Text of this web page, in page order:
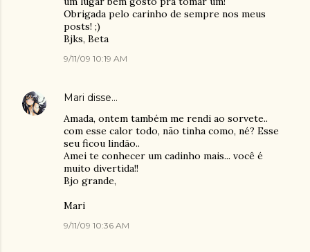
Obrigada pelo carinho de sempre nos meus
posts! ;)
Bjks, Beta
9/11/09 10:19 AM
Mari disse…
Amada, ontem também me rendi ao sorvete..
com esse calor todo, não tinha como, né? Esse
seu ficou lindão..
Amei te conhecer um cadinho mais... você é
muito divertida!!
Bjo grande,
Mari
9/11/09 10:36 AM